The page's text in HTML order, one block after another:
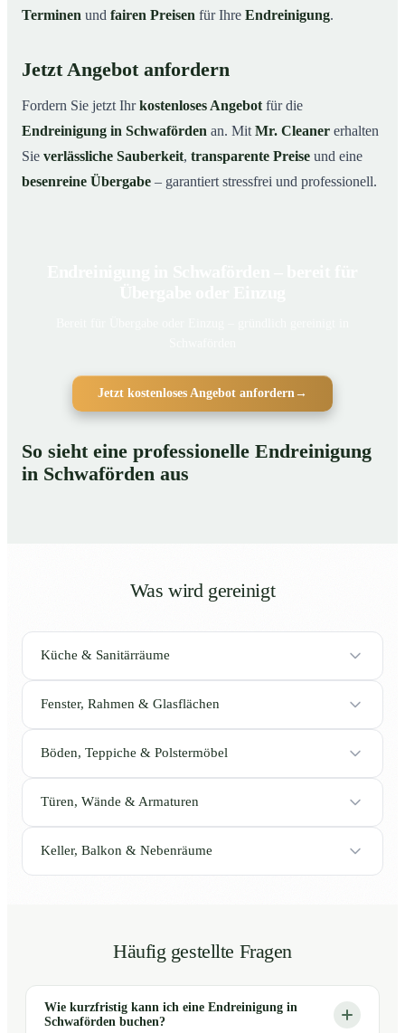
Terminen und fairen Preisen für Ihre Endreinigung.
Jetzt Angebot anfordern
Fordern Sie jetzt Ihrkostenloses Angebot für die
Endreinigung in Schwaförden an. Mit Mr. Cleaner erhalten
Sie verlässliche Sauberkeit, transparente Preise und eine
besenreine Übergabe – garantiert stressfrei und professionell.
Jetzt kostenloses Angebot anfordern →
So sieht eine professionelle Endreinigung
in Schwaförden aus
Was wird gereinigt
Küche & Sanitärräume
Fenster, Rahmen & Glasflächen
Böden, Teppiche & Polstermöbel
Türen, Wände & Armaturen
Keller, Balkon & Nebenräume
Häufig gestellte Fragen
Wie kurzfristig kann ich eine Endreinigung in
Schwaförden buchen?